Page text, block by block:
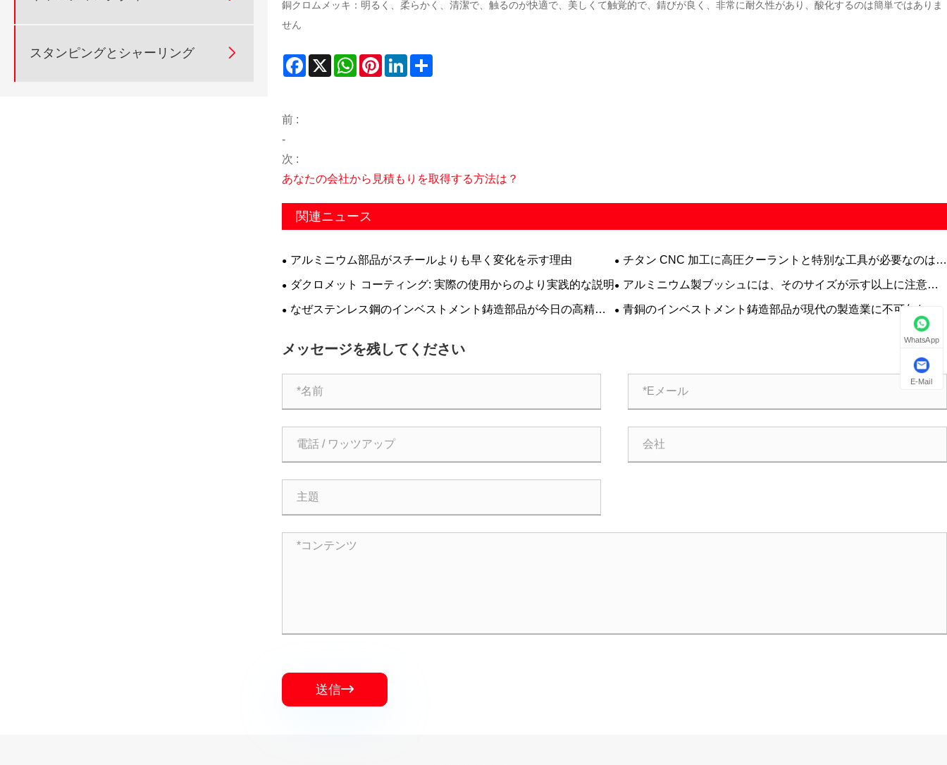
スタンピングとシャーリング 
銅クロムメッキ：明るく、柔らかく、清潔で、触るのが快適で、美しくて触覚的で、錆びが良く、非常に耐久性があり、酸化するのは簡単ではありま
せん
Facebook
X WhatsAppPinterestLinkedIn
前 :
-
次 :
あなたの会社から見積もりを取得する方法は？
関連ニュース
アルミニウム部品がスチールよりも早く変化を示す理由
チタン CNC 加工に高圧クーラントと特別な工具が必要なのはな
ダクロメット コーティング: 実際の使用からのより実践的な説明
アルミニウム製ブッシュには、そのサイズが示す以上に注意が
必要な理由
なぜステンレス鋼のインベストメント鋳造部品が今日の高精度
青銅のインベストメント鋳造部品が現代の製造業に不可欠な理
メッセージを残してください
送信
WhatsApp
E-Mail